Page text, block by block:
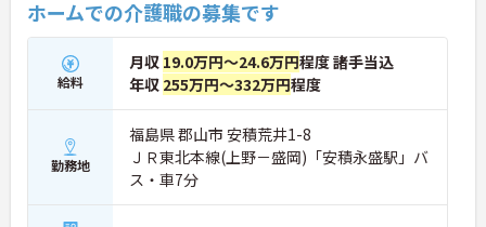
ホームでの介護職の募集です
給料
月収 19.0万円～24.6万円程度 諸手当込
年収 255万円～332万円程度
勤務地
福島県 郡山市 安積荒井1-8
ＪＲ東北本線(上野－盛岡)「安積永盛駅」バ
ス・車7分